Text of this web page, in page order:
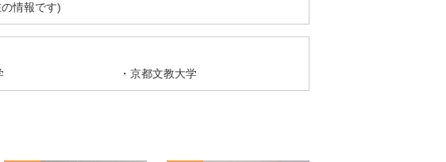
情報です)
京都文教大学